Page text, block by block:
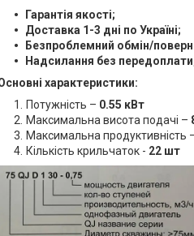
Гарантія якості;
Доставка 1-3 дні по Україні;
Безпроблемний обмін/
Надсилання без
характеристики:
Потужність – 0.55 кВт
Максимальна висота подачі –
Максимальна продуктивність
Кількість крильчаток - 22 шт